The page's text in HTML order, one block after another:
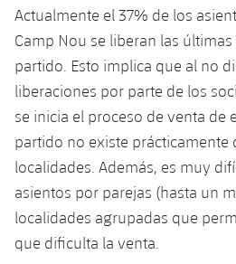
Fotos
Palmarés
Historia
Alevín
Calendario
Entradas
Resultados
Clasificaciones
Jugadores
plusicon
más
Actualidad
Calendario
Resultados
Jugadores
Clasificaciones
plusicon
más
Actualidad
Barça C
Junior
Juvenil
Campus Verano
PLUSICON
MÁS
Información general
plusicon
más
Noticias
Atletismo
plusicon
más
Actualmente el 37% de los
Camp Nou se liberan las
partido. Esto implica que al no
liberaciones por parte de los
se inicia el proceso de venta de
partido no existe prácticamente
localidades. Además, es muy
asientos por parejas (hasta un
localidades agrupadas que
que dificulta la venta.